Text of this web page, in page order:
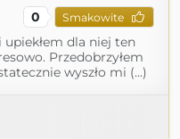
0 Smakowite
dla niej ten
Przedobrzyłem
wyszło mi (...)